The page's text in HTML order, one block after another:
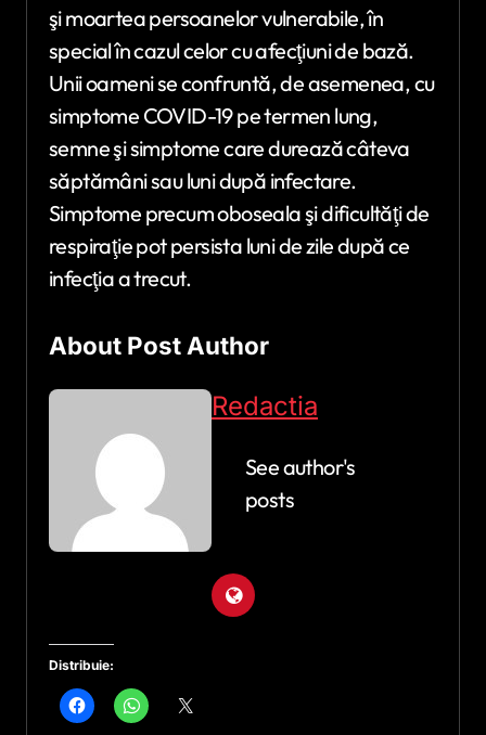
şi moartea persoanelor vulnerabile, în
special în cazul celor cu afecţiuni de bază.
Unii oameni se confruntă, de asemenea, cu
simptome COVID-19 pe termen lung,
semne şi simptome care durează câteva
săptămâni sau luni după infectare.
Simptome precum oboseala şi dificultăţi de
respiraţie pot persista luni de zile după ce
infecţia a trecut.
About Post Author
Redactia
See author's
posts
Distribuie: